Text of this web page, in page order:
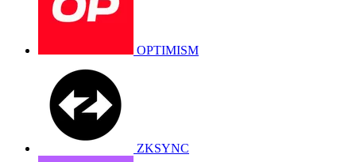
OPTIMISM
ZKSYNC